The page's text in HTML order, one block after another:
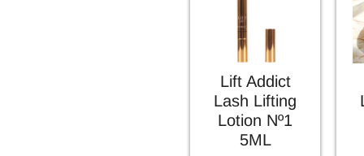
Lift Addict
Lash Lifting
Lotion Nº1
5ML